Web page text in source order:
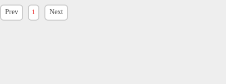
Prev 1 Next